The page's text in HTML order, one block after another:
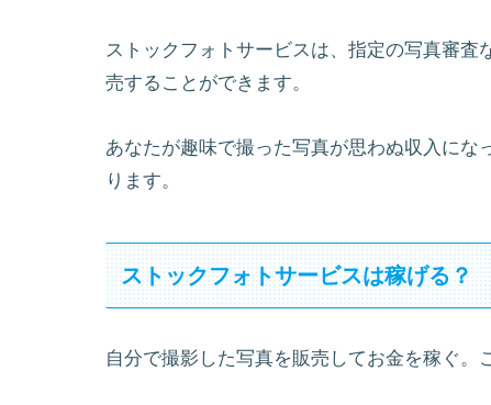
ストックフォトサービスは、指定の写真審査
売することができます。
あなたが趣味で撮った写真が思わぬ収入に
ります。
ストックフォトサービスは稼げる？
自分で撮影した写真を販売してお金を稼ぐ。